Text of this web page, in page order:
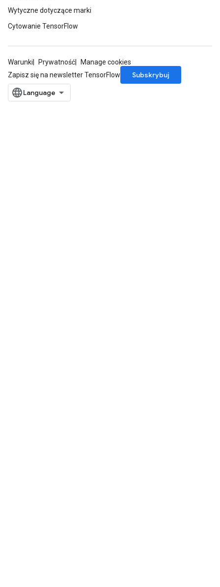
Wytyczne dotyczące marki
Cytowanie TensorFlow
Warunki Prywatność
Manage cookies
Zapisz się na newsletter TensorFlow
Subskrybuj